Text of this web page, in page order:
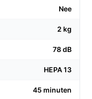
hygiënische
meubels zonder
je schoonmaak
zuigkracht tot 28
Nee
2 kg
78 dB
HEPA 13
45 minuten